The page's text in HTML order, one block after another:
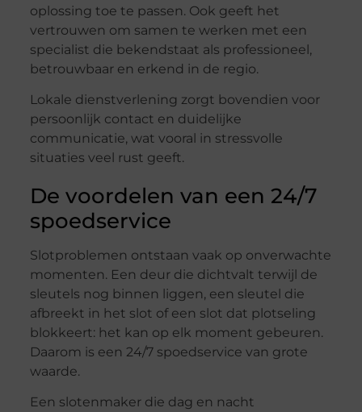
oplossing toe te passen. Ook geeft het
vertrouwen om samen te werken met een
specialist die bekendstaat als professioneel,
betrouwbaar en erkend in de regio.
Lokale dienstverlening zorgt bovendien voor
persoonlijk contact en duidelijke
communicatie, wat vooral in stressvolle
situaties veel rust geeft.
De voordelen van een 24/7
spoedservice
Slotproblemen ontstaan vaak op onverwachte
momenten. Een deur die dichtvalt terwijl de
sleutels nog binnen liggen, een sleutel die
afbreekt in het slot of een slot dat plotseling
blokkeert: het kan op elk moment gebeuren.
Daarom is een 24/7 spoedservice van grote
waarde.
Een slotenmaker die dag en nacht